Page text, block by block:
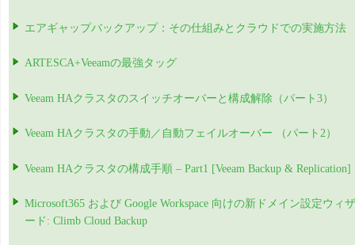
エアギャップバックアップ：その仕組みとクラウドでの実施方法
ARTESCA+Veeamの最強タッグ
Veeam HAクラスタのスイッチオーバーと構成解除（パート3）
Veeam HAクラスタの手動／自動フェイルオーバー （パート2）
Veeam HAクラスタの構成手順 – Part1 [Veeam Backup & Replication]
Microsoft365 および Google Workspace 向けの新ドメイン設定ウィザ
ード: Climb Cloud Backup